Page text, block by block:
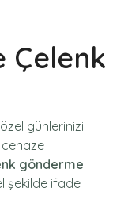
Çelenk
günlerinizi
cenaze
gönderme
şekilde ifade